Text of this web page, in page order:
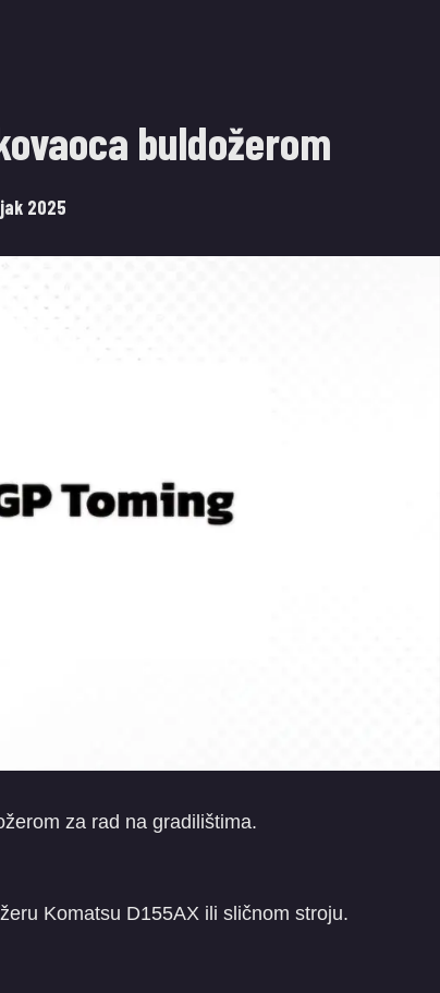
buldožerom
2025
za rad na gradilištima.
Komatsu D155AX ili sličnom stroju.